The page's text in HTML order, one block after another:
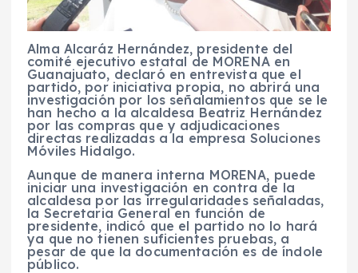
Alma Alcaráz Hernández, presidente del
comité ejecutivo estatal de MORENA en
Guanajuato, declaró en entrevista que el
partido, por iniciativa propia, no abrirá una
investigación por los señalamientos que se le
han hecho a la alcaldesa Beatriz Hernández
por las compras que y adjudicaciones
directas realizadas a la empresa Soluciones
Móviles Hidalgo.
Aunque de manera interna MORENA, puede
iniciar una investigación en contra de la
alcaldesa por las irregularidades señaladas,
la Secretaria General en función de
presidente, indicó que el partido no lo hará
ya que no tienen suficientes pruebas, a
pesar de que la documentación es de índole
público.